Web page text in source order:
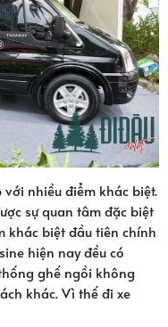
nhiều điểm khác biệt.
sự quan tâm đặc biệt
khác biệt đầu tiên chính
hiện nay đều có
ghế ngồi không
khác. Vì thế đi xe